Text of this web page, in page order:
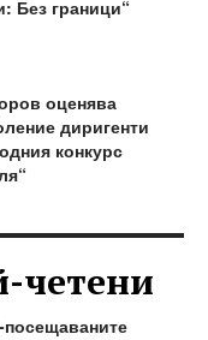
Без граници“
оценява
диригенти
конкурс
четени
посещаваните